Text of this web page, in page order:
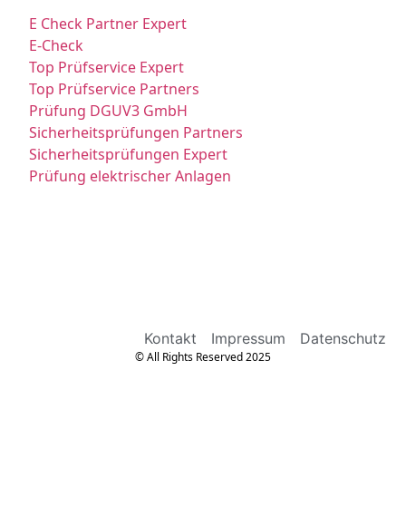
E Check Partner Expert
E-Check
Top Prüfservice Expert
Top Prüfservice Partners
Prüfung DGUV3 GmbH
Sicherheitsprüfungen Partners
Sicherheitsprüfungen Expert
Prüfung elektrischer Anlagen
Kontakt Impressum Datenschutz
© All Rights Reserved 2025